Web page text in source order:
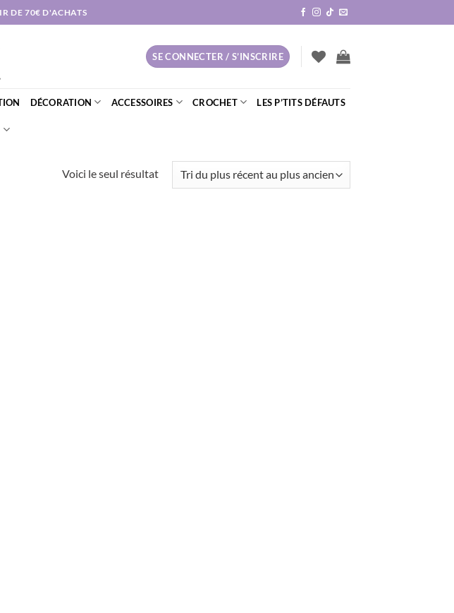
DE 70€ D'ACHATS
SE CONNECTER / S’INSCRIRE
DÉCORATION ACCESSOIRES CROCHET LES P’TITS DÉFAUTS
Voici le seul résultat